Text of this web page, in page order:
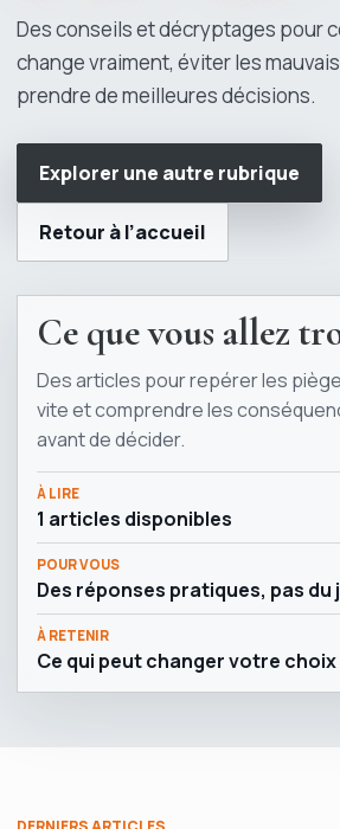
Des conseils et décryptages pour
change vraiment, éviter les
prendre de meilleures décisions.
Explorer une autre rubrique
Retour à l’accueil
Ce que vous allez
Des articles pour repérer les
vite et comprendre les
avant de décider.
À LIRE
1 articles disponibles
POUR VOUS
Des réponses pratiques, pas du
À RETENIR
Ce qui peut changer votre